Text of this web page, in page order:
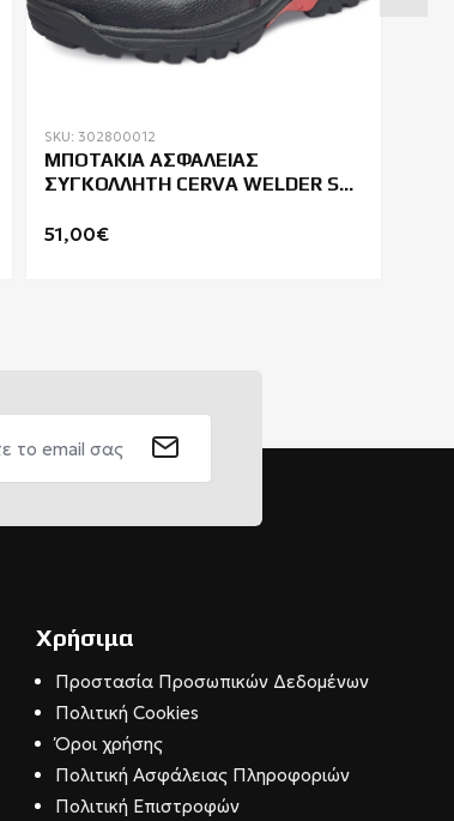
SKU: 302800012
ΜΠΟΤΑΚΙΑ ΑΣΦΑΛΕΙΑΣ
ΣΥΓΚΟΛΛΗΤΗ CERVA WELDER S3
51,00€
Χρήσιμα
Προστασία Προσωπικών Δεδομένων
Πολιτική Cookies
Όροι χρήσης
Πολιτική Ασφάλειας Πληροφοριών
Πολιτική Επιστροφών